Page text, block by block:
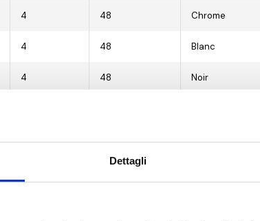
Dettagli
4 48 Chrome
4 48 Blanc
4 48 Noir
4 48 Chrome satiné